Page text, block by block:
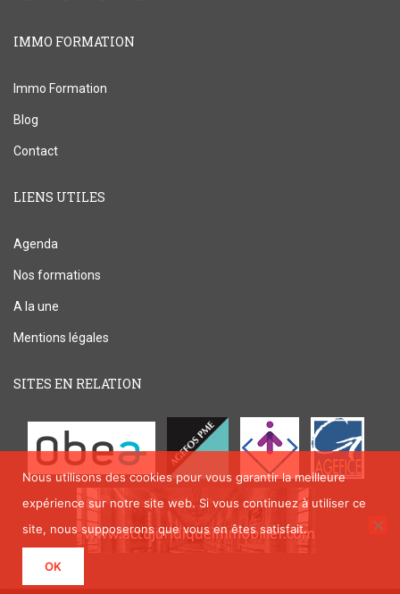
IMMO FORMATION
Immo Formation
Blog
Contact
LIENS UTILES
Agenda
Nos formations
A la une
Mentions légales
SITES EN RELATION
Nous utilisons des cookies pour vous garantir la meilleure
expérience sur notre site web. Si vous continuez à utiliser ce
site, nous supposerons que vous en êtes satisfait.
OK